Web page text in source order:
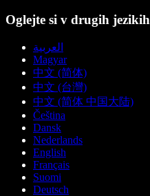
Oglejte si v drugih jezikih
العربية
Magyar
中文 (简体)
中文 (台灣)
中文 (简体 中国大陆)
Čeština
Dansk
Nederlands
English
Français
Suomi
Deutsch